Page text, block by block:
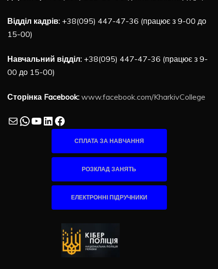
Відділ кадрів: +38(095) 447-47-36 (працює з 9-00 до
15-00)
Навчальний відділ: +38(095) 447-47-36 (працює з 9-
00 до 15-00)
Сторінка Facebook: www.facebook.com/KharkivCollege
MailWhatsApp
YouTube
LinkedIn
Facebook
СПЛАТА ЗА НАВЧАННЯ
РОЗКЛАД ЗАНЯТЬ
ЕЛЕКТРОННІ ПІДРУЧНИКИ